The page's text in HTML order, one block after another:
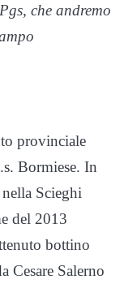
che andremo
provinciale
Bormiese. In
Scieghi
del 2013
bottino
Cesare Salerno